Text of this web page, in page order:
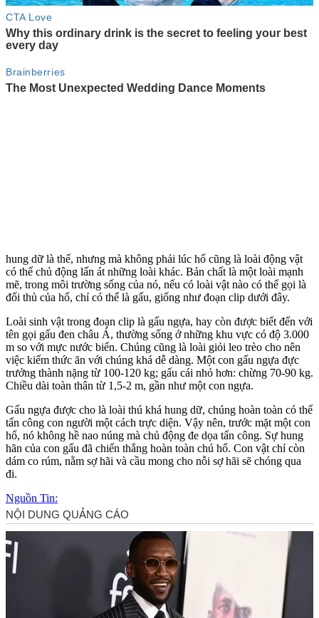
hung dữ là thế, nhưng mà không phải lúc hổ cũng là loài động vật
có thể chủ động lấn át những loài khác. Bản chất là một loài mạnh
mẽ, trong môi trường sống của nó, nếu có loài vật nào có thể gọi là
đối thủ của hổ, chỉ có thể là gấu, giống như đoạn clip dưới đây.
Loài sinh vật trong đoạn clip là gấu ngựa, hay còn được biết đến với
tên gọi gấu đen châu Á, thường sống ở những khu vực có độ 3.000
m so với mực nước biển. Chúng cũng là loài giỏi leo trèo cho nên
việc kiếm thức ăn với chúng khá dễ dàng. Một con gấu ngựa đực
trưởng thành nặng từ 100-120 kg; gấu cái nhỏ hơn: chừng 70-90 kg.
Chiều dài toàn thân từ 1,5-2 m, gần như một con ngựa.
Gấu ngựa được cho là loài thú khá hung dữ, chúng hoàn toàn có thể
tấn công con người một cách trực diện. Vậy nên, trước mặt một con
hổ, nó không hề nao núng mà chủ động đe dọa tấn công. Sự hung
hãn của con gấu đã chiến thắng hoàn toàn chú hổ. Con vật chỉ còn
dám co rúm, nằm sợ hãi và cầu mong cho nỗi sợ hãi sẽ chóng qua
đi.
Nguồn Tin: